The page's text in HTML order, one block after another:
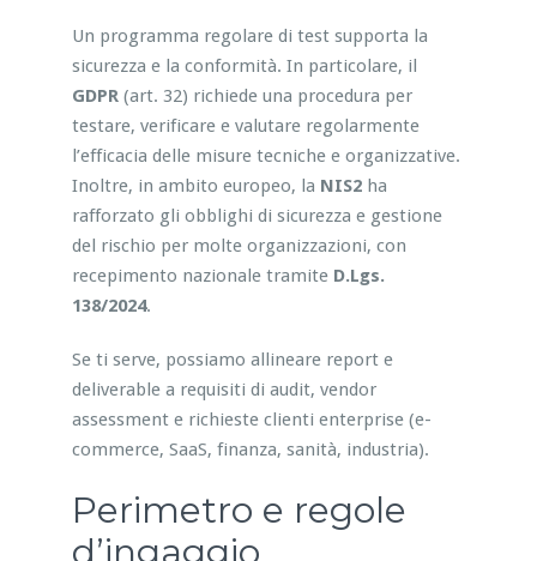
Un programma regolare di test supporta la
sicurezza e la conformità. In particolare, il
GDPR(art. 32) richiede una procedura per
testare, verificare e valutare regolarmente
l’efficacia delle misure tecniche e organizzative.
Inoltre, in ambito europeo, la NIS2ha
rafforzato gli obblighi di sicurezza e gestione
del rischio per molte organizzazioni, con
recepimento nazionale tramite D.Lgs.
138/2024.
Se ti serve, possiamo allineare report e
deliverable a requisiti di audit, vendor
assessment e richieste clienti enterprise (e-
commerce, SaaS, finanza, sanità, industria).
Perimetro e regole
d’ingaggio